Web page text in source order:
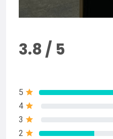
3.8 / 5
5
4
3
2